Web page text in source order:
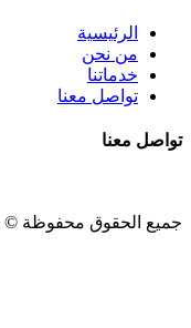
الرئيسية
من نحن
خدماتنا
تواصل معنا
تواصل معنا
جميع الحقوق محفوظة ©